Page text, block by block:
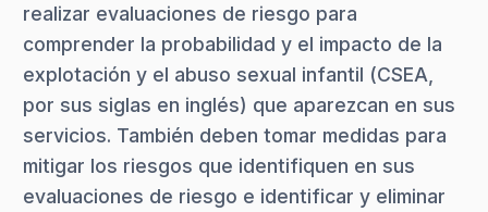
realizar evaluaciones de riesgo para
comprender la probabilidad y el impacto de la
explotación y el abuso sexual infantil (CSEA,
por sus siglas en inglés) que aparezcan en sus
servicios. También deben tomar medidas para
mitigar los riesgos que identifiquen en sus
evaluaciones de riesgo e identificar y eliminar